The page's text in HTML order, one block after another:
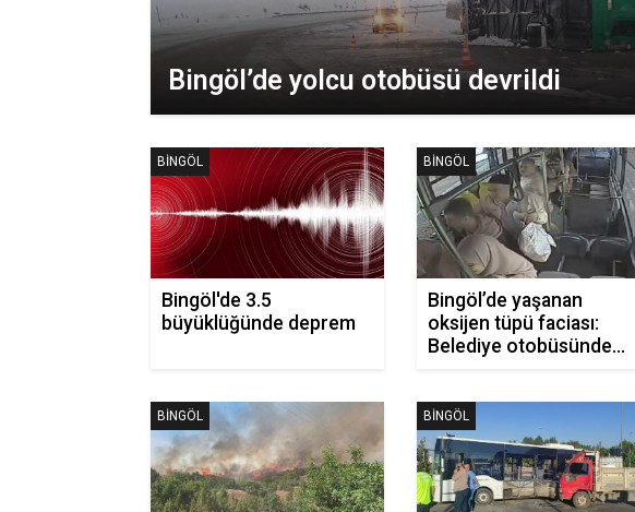
Bingöl’de yolcu otobüsü devrildi
Bingöl'de 3.5
büyüklüğünde deprem
BINGÖL
Bingöl’de yaşanan
oksijen tüpü faciası:
Belediye otobüsünde
BINGÖL
BINGÖL BINGÖL